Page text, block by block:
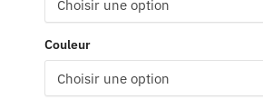
Couleur